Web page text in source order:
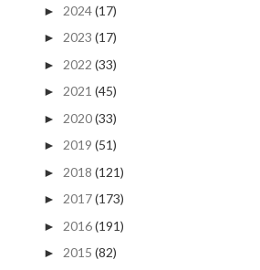
► 2024(17)
► 2023 (17)
► 2022 (33)
► 2021 (45)
► 2020(33)
► 2019 (51)
► 2018 (121)
► 2017(173)
► 2016(191)
► 2015 (82)